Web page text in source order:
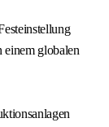
einem globalen